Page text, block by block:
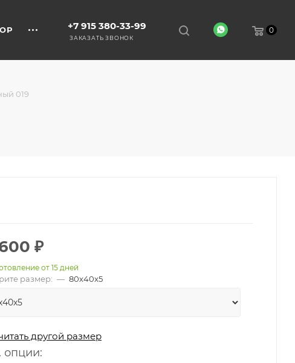
+7 915 380-33-99
ЗАКАЗАТЬ ЗВОНОК
0
019
₽
от 15 дней
размер: — 80х40х5
другой размер
опции: